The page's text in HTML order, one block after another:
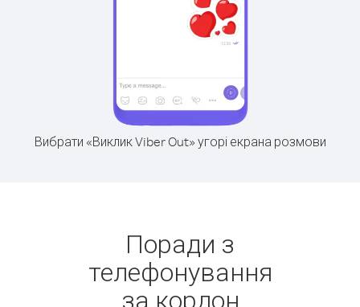
Вибрати «Виклик Viber Out» угорі екрана розмови
Поради з
телефонування
за кордон